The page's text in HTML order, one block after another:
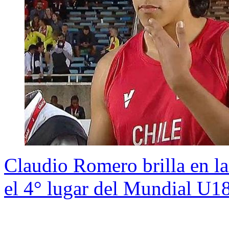
Claudio Romero brilla en
el 4° lugar del Mundial